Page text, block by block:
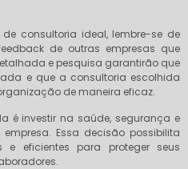
consultoria ideal, lembre-se de
de outras empresas que
e pesquisa garantirão que
e que a consultoria escolhida
de maneira eficaz.
é investir na saúde, segurança e
Essa decisão possibilita
e eficientes para proteger seus